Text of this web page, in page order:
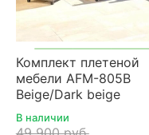
Комплект плетеной
мебели AFM-805B
Beige/Dark beige
В наличии